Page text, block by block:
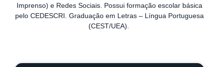
Imprenso) e Redes Sociais. Possui formação escolar básica
pelo CEDESCRI. Graduação em Letras – Língua Portuguesa
(CEST/UEA).